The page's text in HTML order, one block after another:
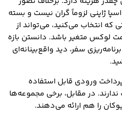
ژاپنی لزوماً گران نیست و بسته
که انتخاب می‌کنید، می‌تواند از
لوکس متغیر باشد. دانستن بازه
سفر، دید واقع‌بینانه‌ای
ورودی قابل استفاده
در مقابل، برخی مجموعه‌ها
را هم ارائه می‌دهند.